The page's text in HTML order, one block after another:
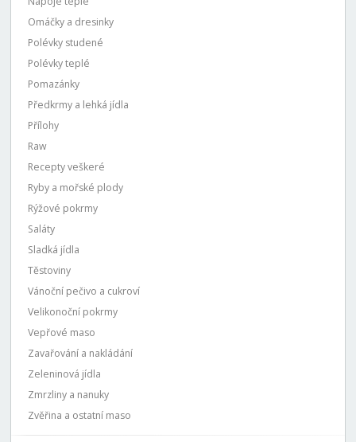
Omáčky a dresinky
Polévky studené
Polévky teplé
Pomazánky
Předkrmy a lehká jídla
Přílohy
Raw
Recepty veškeré
Ryby a mořské plody
Rýžové pokrmy
Saláty
Sladká jídla
Těstoviny
Vánoční pečivo a cukroví
Velikonoční pokrmy
Vepřové maso
Zavařování a nakládání
Zeleninová jídla
Zmrzliny a nanuky
Zvěřina a ostatní maso